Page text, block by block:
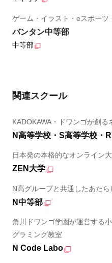
ゲーム・イラスト・eスポーツ
バンタン中等部
中等部
関連スクール
KADOKAWA・ドワンゴが創る
N高等学校・S高等学校・
日本発の本格的なオンライン
ZEN大学
N高グループと共通したあたら
N中等部
角川ドワンゴ学園が運営する
グラミング教室
N Code Labo